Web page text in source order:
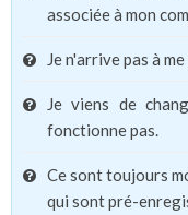
associée à mon
Je n'arrive pas à
Je viens de
fonctionne pas.
Ce sont toujours
qui sont pré-